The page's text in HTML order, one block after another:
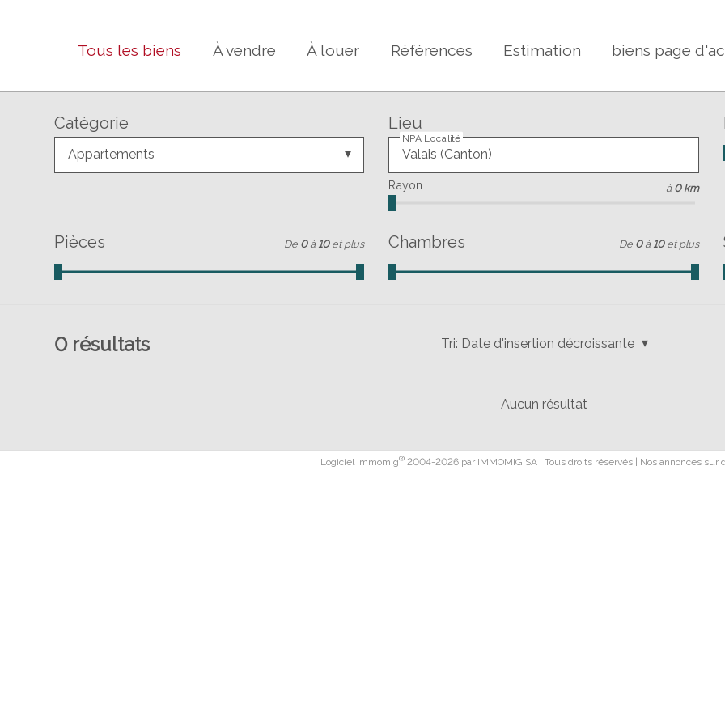
Tous les biens À vendre À louer Références Estimation biens page
Catégorie
Appartements
Lieu
NPA Localité
Rayon à 0 km
Pièces De 0 à 10 et plus Chambres De 0 à 10 et plus
0résultats Tri: Date d'insertion décroissante
Aucun résultat
Logiciel Immomig® 2004-2026 par IMMOMIG SA | Tous droits réservés | Nos annonces sur